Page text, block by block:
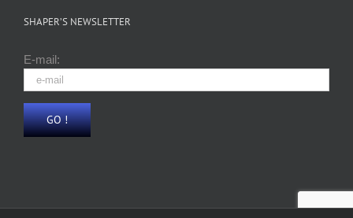
SHAPER’S NEWSLETTER
E-mail: